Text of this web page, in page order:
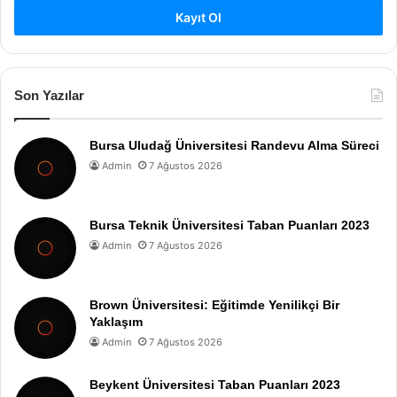
Kayıt Ol
Son Yazılar
Bursa Uludağ Üniversitesi Randevu Alma Süreci
Admin 7 Ağustos 2026
Bursa Teknik Üniversitesi Taban Puanları 2023
Admin 7 Ağustos 2026
Brown Üniversitesi: Eğitimde Yenilikçi Bir
Yaklaşım
Admin 7 Ağustos 2026
Beykent Üniversitesi Taban Puanları 2023